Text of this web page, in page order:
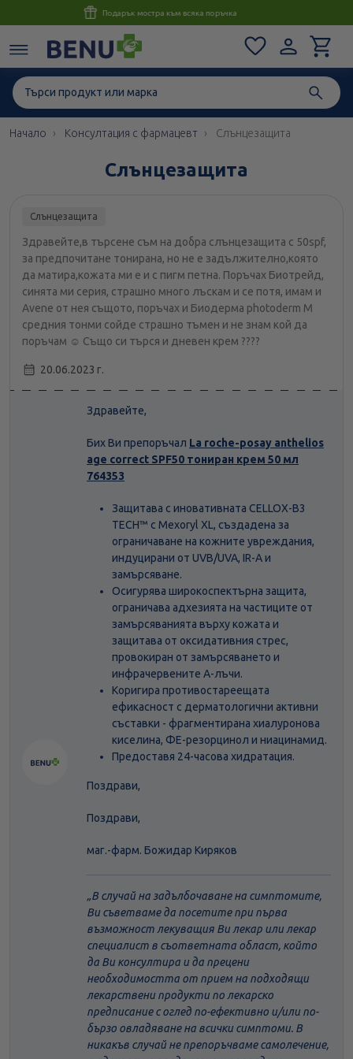
Консултация с магистър-фармацевт до 1 час
Начало Консултация с фармацевт Слънцезащита
Слънцезащита
Слънцезащита
Здравейте,в търсене съм на добра слънцезащита с 50spf,
за предпочитане тонирана, но не е задължително,която
да матира,кожата ми е и с пигм петна. Поръчах Биотрейд,
синята ми серия, страшно много лъскам и се потя, имам и
Avene от нея същото, поръчах и Биодерма photoderm M
средния тонми сойде страшно тъмен и не знам кой да
поръчам ☺️ Също си търся и дневен крем ????
20.06.2023 г.
Здравейте,
Бих Ви препоръчал La roche-posay anthelios
age correct SPF50 тониран крем 50 мл
764353
Защитава с иновативната CELLOX-B3
TECH™ с Mexoryl XL, създадена за
ограничаване на кожните увреждания,
индуцирани от UVB/UVA, IR-A и
замърсяване.
Осигурява широкоспектърна защита,
ограничава адхезията на частиците от
замърсяванията върху кожата и
защитава от оксидативния стрес,
провокиран от замърсяването и
инфрачервените А-лъчи.
Коригира противостареещата
ефикасност с дерматологични активни
съставки - фрагментирана хиалуронова
киселина, ФЕ-резорцинол и ниацинамид.
Предоставя 24-часова хидратация.
Поздрави,
Поздрави,
маг.-фарм. Божидар Киряков
В случай на задълбочаване на симптомите,
Ви съветваме да посетите при първа
възможност лекуващия Ви лекар или лекар
специалист в съответната област, който
да Ви консултира и да прецени
необходимостта от прием на подходящи
лекарствени продукти по лекарско
предписание с оглед по-ефективно и/или по-
бързо овладяване на всички симптоми. В
никакъв случай не препоръчваме самолечение,